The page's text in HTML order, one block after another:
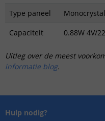
Type paneel
Capaciteit
0.88W 4V/
Uitleg over de meest
informatie blog.
Hulp nodig?